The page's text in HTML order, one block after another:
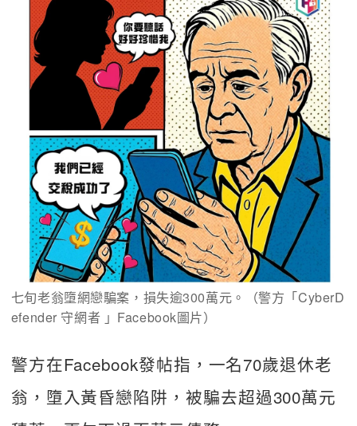
七旬老翁墮網戀騙案，損失逾300萬元。（警方「CyberD
efender 守網者 」Facebook圖片）
警方在Facebook發帖指，一名70歲退休老
翁，墮入黃昏戀陷阱，被騙去超過300萬元